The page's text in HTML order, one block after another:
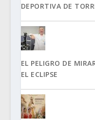
DEPORTIVA DE
EL PELIGRO DE
EL ECLIPSE